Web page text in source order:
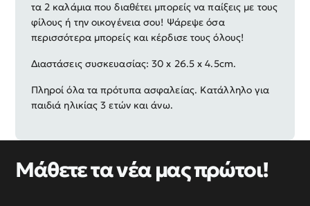
τα 2 καλάμια που διαθέτει μπορείς να παίξεις με τους
φίλους ή την οικογένεια σου! Ψάρεψε όσα
περισσότερα μπορείς και κέρδισε τους όλους!
Διαστάσεις συσκευασίας: 30 x 26.5 x 4.5cm.
Πληροί όλα τα πρότυπα ασφαλείας. Κατάλληλο για
παιδιά ηλικίας 3 ετών και άνω.
Μάθετε τα νέα μας πρώτοι!